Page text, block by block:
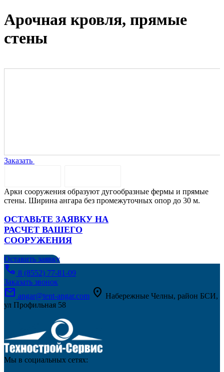
Арочная кровля, прямые
стены
Заказать
Арки сооружения образуют дугообразные фермы и прямые
стены. Ширина ангара без промежуточных опор до 30 м.
ОСТАВЬТЕ ЗАЯВКУ НА
РАСЧЕТ ВАШЕГО
СООРУЖЕНИЯ
Оставить заявку
call 8 (8552) 77-81-09
Заказать звонок
mail angar@tent-angar.com location_on Набережные Челны, район БСИ,
ул Профильная 58
Мы в социальных сетях: